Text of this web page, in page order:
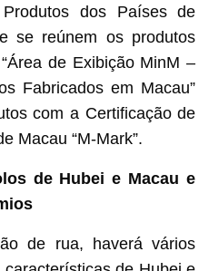
dos Países de
se reúnem os produtos
de Exibição MinM –
Fabricados em Macau”
com a Certificação de
Macau “M-Mark”.
de Hubei e Macau e
de rua, haverá vários